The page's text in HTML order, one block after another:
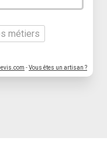
métiers
-Vous êtes un artisan ?